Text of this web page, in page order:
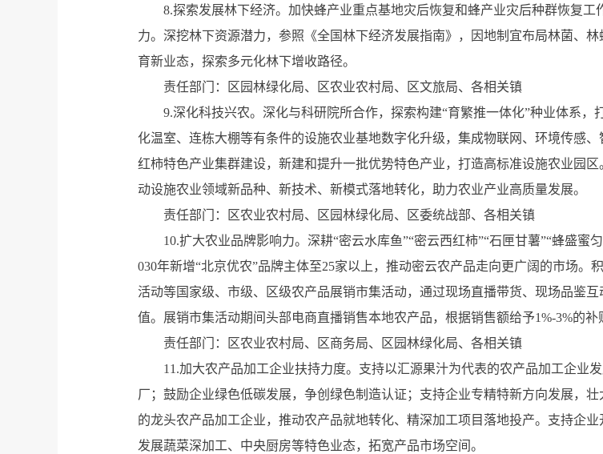
8.探索发展林下经济。加快蜂产业重点基地灾后恢复和蜂产业灾后种群恢复
力。深挖林下资源潜力，参照《全国林下经济发展指南》，因地制宜布局林菌、
育新业态，探索多元化林下增收路径。
责任部门：区园林绿化局、区农业农村局、区文旅局、各相关镇
9.深化科技兴农。深化与科研院所合作，探索构建“育繁推一体化”种业体系
化温室、连栋大棚等有条件的设施农业基地数字化升级，集成物联网、环境传感
红柿特色产业集群建设，新建和提升一批优势特色产业，打造高标准设施农业园
动设施农业领域新品种、新技术、新模式落地转化，助力农业产业高质量发展。
责任部门：区农业农村局、区园林绿化局、区委统战部、各相关镇
10.扩大农业品牌影响力。深耕“密云水库鱼”“密云西红柿”“石匣甘薯”“蜂盛
030年新增“北京优农”品牌主体至25家以上，推动密云农产品走向更广阔的市场。
活动等国家级、市级、区级农产品展销市集活动，通过现场直播带货、现场品鉴
值。展销市集活动期间头部电商直播销售本地农产品，根据销售额给予1%-3%的补
责任部门：区农业农村局、区商务局、区园林绿化局、各相关镇
11.加大农产品加工企业扶持力度。支持以汇源果汁为代表的农产品加工企业
厂；鼓励企业绿色低碳发展，争创绿色制造认证；支持企业专精特新方向发展，
的龙头农产品加工企业，推动农产品就地转化、精深加工项目落地投产。支持企
发展蔬菜深加工、中央厨房等特色业态，拓宽产品市场空间。